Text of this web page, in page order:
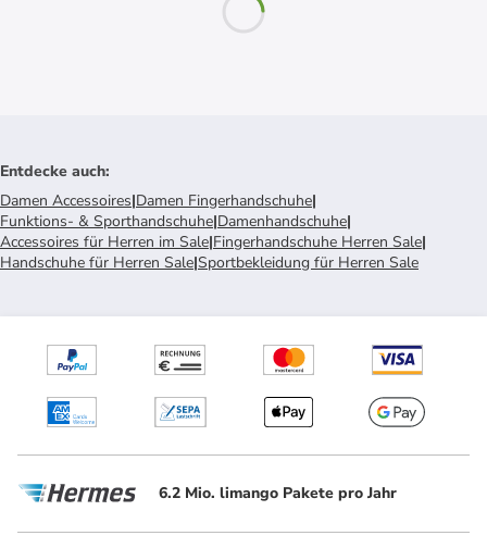
Entdecke auch:
Damen Accessoires|Damen Fingerhandschuhe|
Funktions- & Sporthandschuhe|Damenhandschuhe|
Accessoires für Herren im Sale|Fingerhandschuhe Herren Sale|
Handschuhe für Herren Sale|Sportbekleidung für Herren Sale
6.2 Mio. limango Pakete pro Jahr